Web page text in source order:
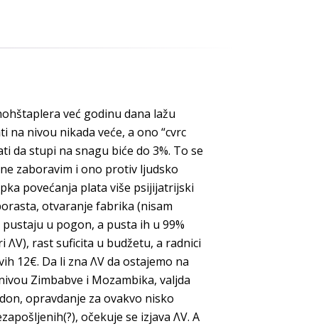
već godinu dana lažu
na nivou nikada veće, a ono “cvrc
da stupi na snagu biće do 3%. To se
zaboravim i ono protiv ljudsko
povećanja plata više psijijatrijski
otvaranje fabrika (nisam
u pogon, a pusta ih u 99%
ΛV), rast suficita u budžetu, a radnici
12€. Da li zna ΛV da ostajemo na
Zimbabve i Mozambika, valjda
opravdanje za ovakvo nisko
očekuje se izjava ΛV. A